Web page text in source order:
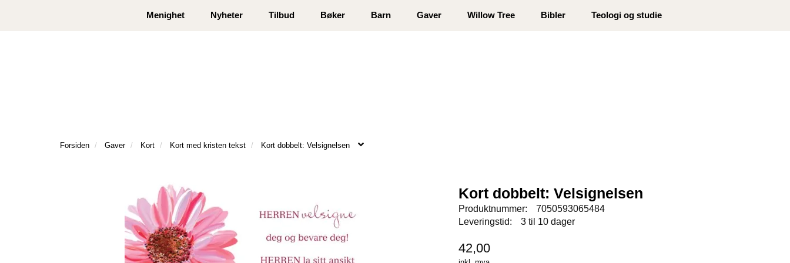
Åpningstider Logg inn eller registrer deg Min side Infosenter
Menighet Nyheter Tilbud Bøker Barn Gaver Willow Tree Bibler Teologi og studie
Forsiden Gaver Kort Kort med kristen tekst Kort dobbelt: Velsignelsen
Kort dobbelt: Velsignelsen
Produktnummer:
7050593065484
Leveringstid:
3 til 10 dager
42,00